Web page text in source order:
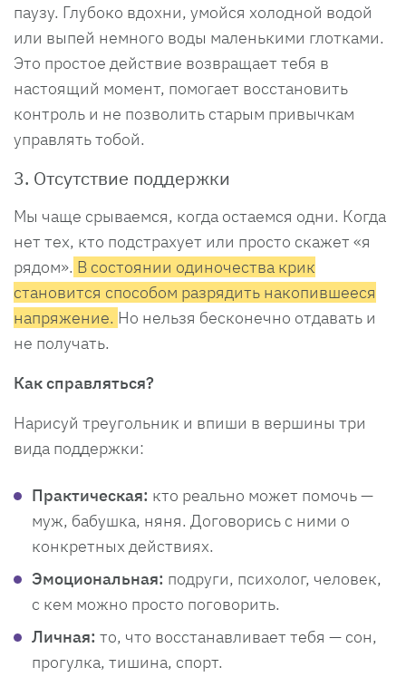
паузу. Глубоко вдохни, умойся холодной водой
или выпей немного воды маленькими глотками.
Это простое действие возвращает тебя в
настоящий момент, помогает восстановить
контроль и не позволить старым привычкам
управлять тобой.
3. Отсутствие поддержки
Мы чаще срываемся, когда остаемся одни. Когда
нет тех, кто подстрахует или просто скажет «я
рядом». В состоянии одиночества крик
становится способом разрядить накопившееся
напряжение. Но нельзя бесконечно отдавать и
не получать.
Как справляться?
Нарисуй треугольник и впиши в вершины три
вида поддержки:
Практическая: кто реально может помочь —
муж, бабушка, няня. Договорись с ними о
конкретных действиях.
Эмоциональная: подруги, психолог, человек,
с кем можно просто поговорить.
Личная: то, что восстанавливает тебя — сон,
прогулка, тишина, спорт.